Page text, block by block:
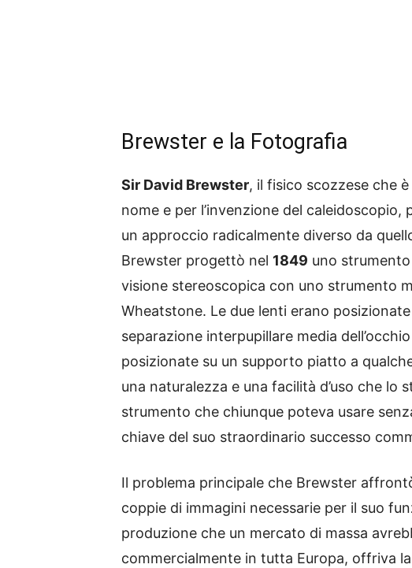
Brewster e la Fotografia
Sir David Brewster, il fisico scozzese che
nome e per l’invenzione del
un approccio radicalmente diverso da
Brewster progettò nel 1849 uno
visione stereoscopica con uno strumento
Wheatstone. Le due lenti erano
separazione interpupillare media
posizionate su un supporto piatto a
una naturalezza e una facilità d’uso che
strumento che chiunque poteva usare
chiave del suo straordinario successo
Il problema principale che Brewster
coppie di immagini necessarie per il suo
produzione che un mercato di massa
commercialmente in tutta Europa, offriva